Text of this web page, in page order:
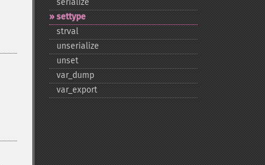
serialize
settype
strval
unserialize
unset
var_​dump
var_​export